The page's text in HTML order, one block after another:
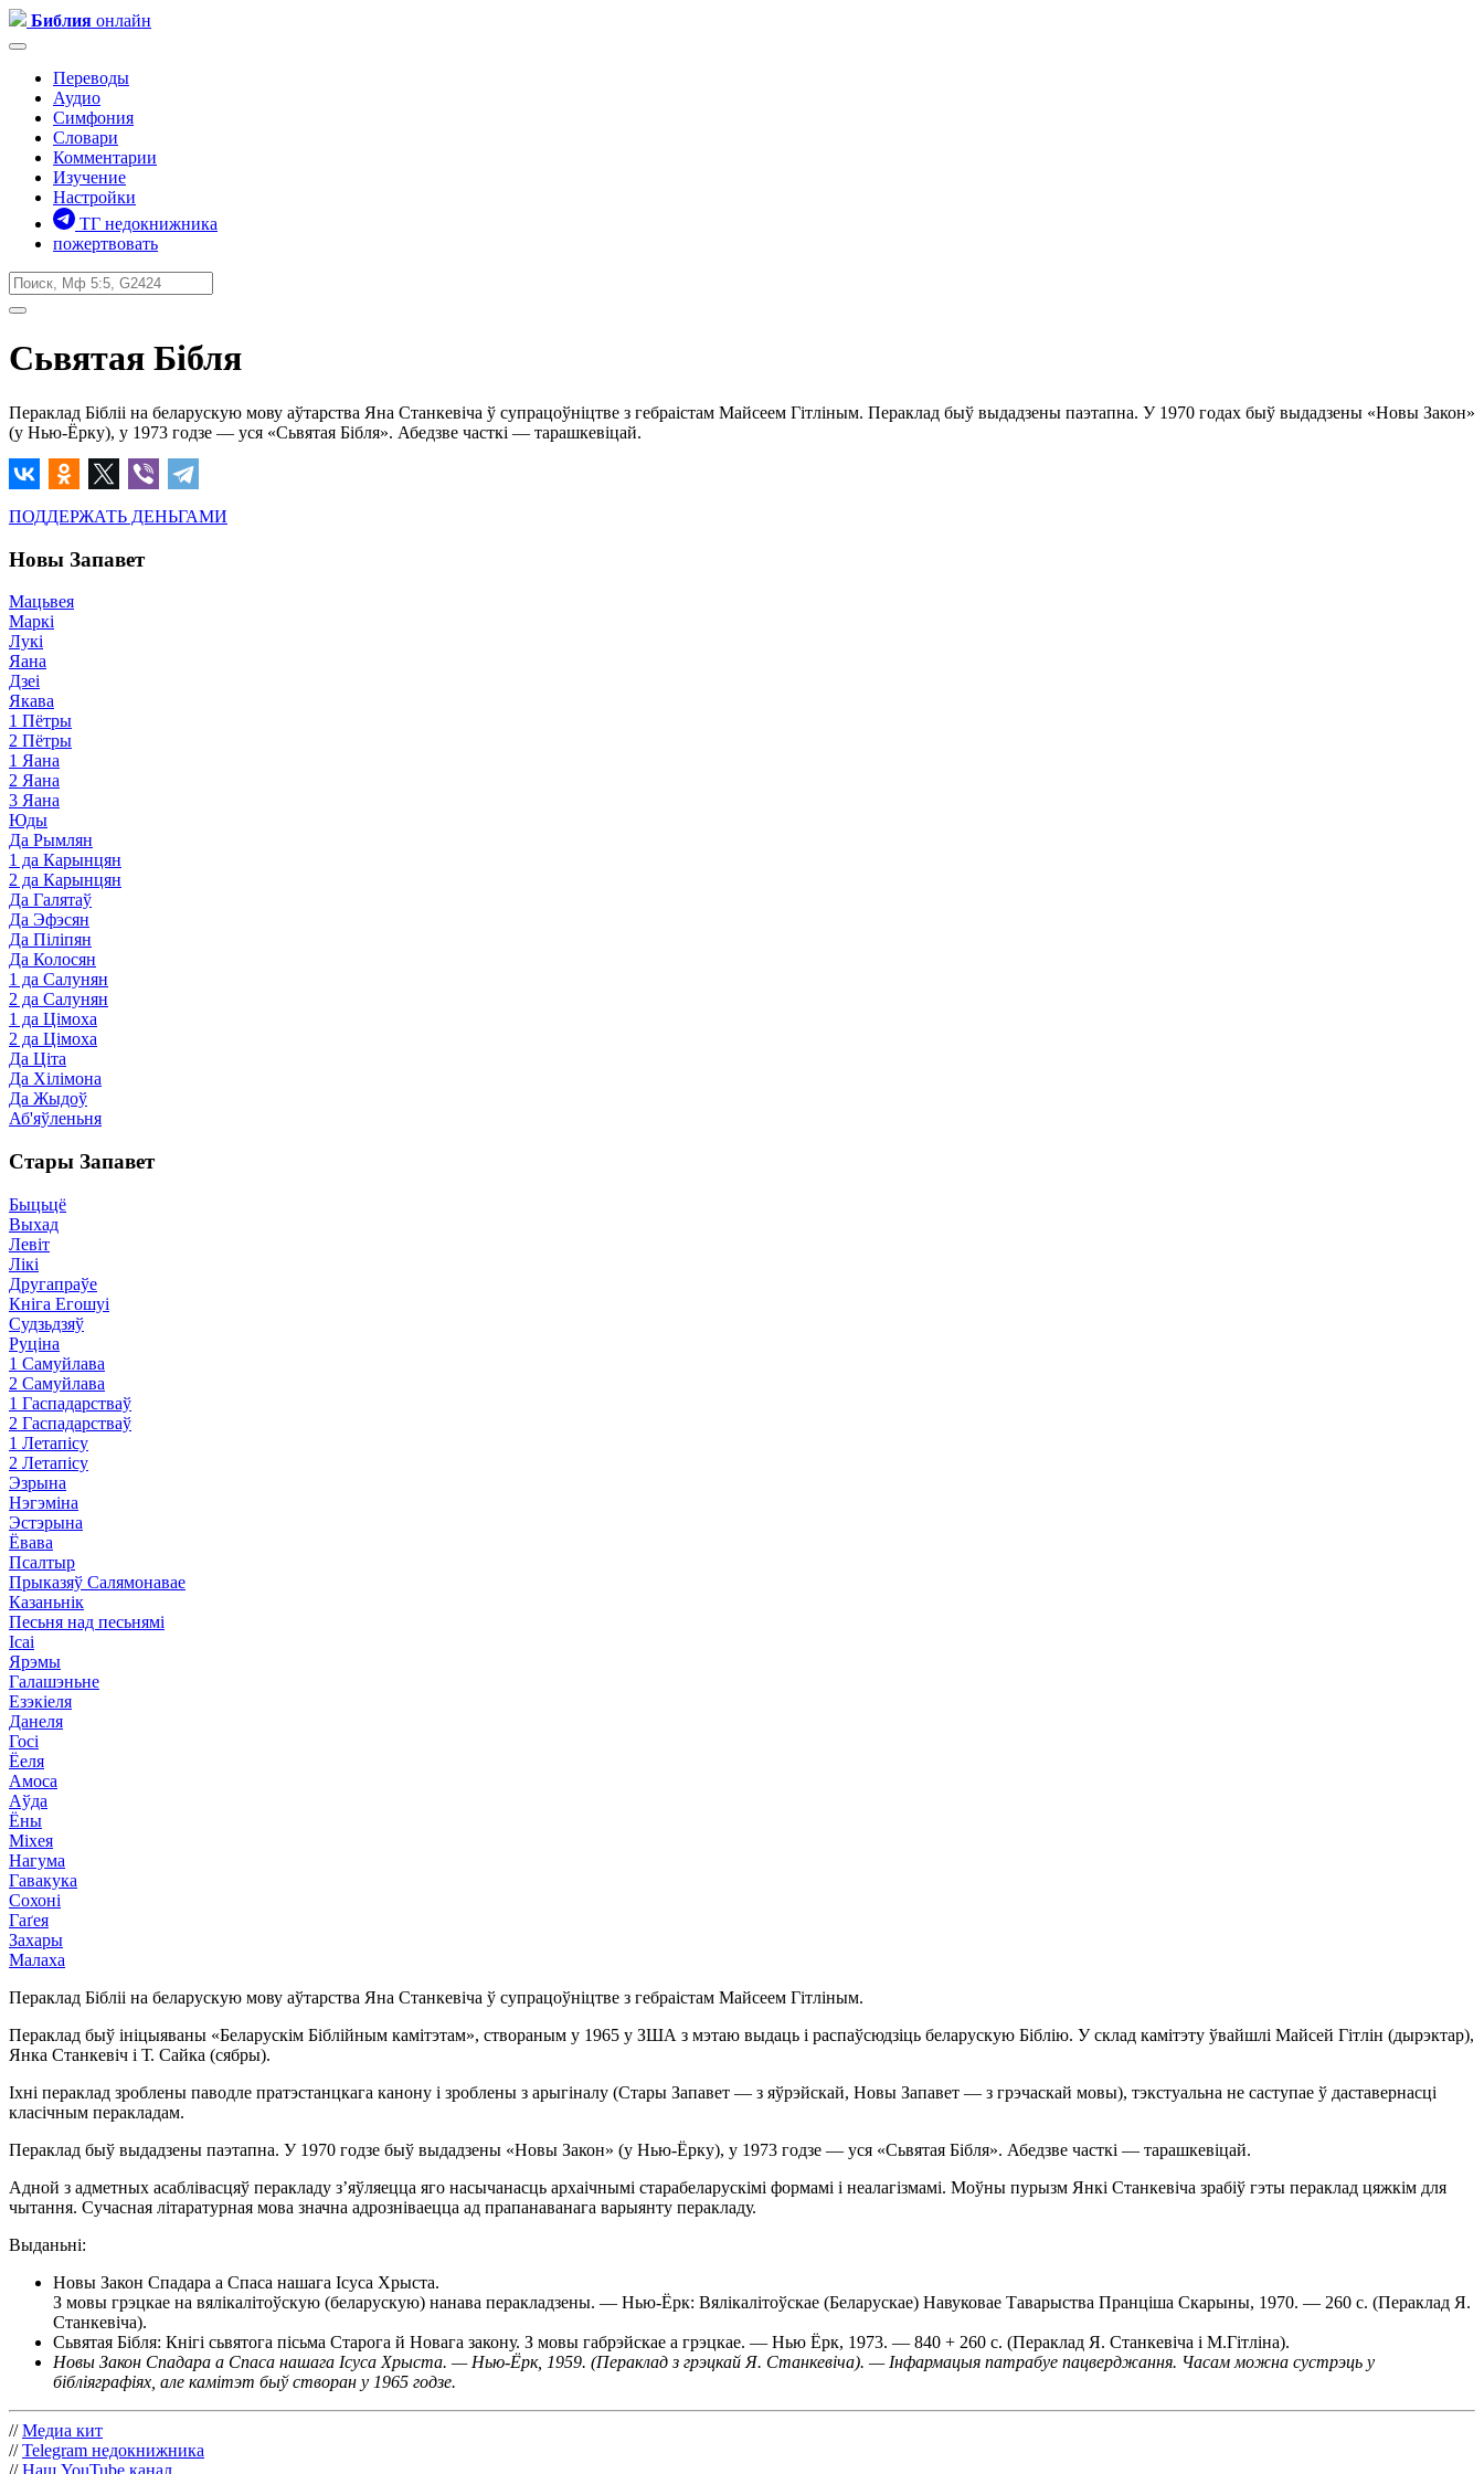
Библия онлайн
Переводы
Аудио
Симфония
Словари
Комментарии
Изучение
Настройки
ТГ недокнижника
пожертвовать
Сьвятая Бібля
Пераклад Бібліі на беларускую мову аўтарства Яна Станкевіча ў супрацоўніцтве з гебраістам Майсеем Гітліным. Пераклад быў выдадзены паэтапна. У 1970 годах быў выдадзены «Новы Закон»
(у Нью-Ёрку), у 1973 годзе — уся «Сьвятая Бібля». Абедзве часткі — тарашкевіцай.
ПОДДЕРЖАТЬ ДЕНЬГАМИ
Новы Запавет
Мацьвея
Маркі
Лукі
Яана
Дзеі
Якава
1 Пётры
2 Пётры
1 Яана
2 Яана
3 Яана
Юды
Да Рымлян
1 да Карынцян
2 да Карынцян
Да Галятаў
Да Эфэсян
Да Піліпян
Да Колосян
1 да Салунян
2 да Салунян
1 да Цімоха
2 да Цімоха
Да Ціта
Да Хілімона
Да Жыдоў
Аб'яўленьня
Стары Запавет
Быцьцё
Выхад
Левіт
Лікі
Другапраўе
Кніга Егошуі
Судзьдзяў
Руціна
1 Самуйлава
2 Самуйлава
1 Гаспадарстваў
2 Гаспадарстваў
1 Летапісу
2 Летапісу
Эзрына
Нэгэміна
Эстэрына
Ёвава
Псалтыр
Прыказяў Салямонавае
Казаньнік
Песьня над песьнямі
Ісаі
Ярэмы
Галашэньне
Езэкіеля
Данеля
Госі
Ёеля
Амоса
Аўда
Ёны
Міхея
Нагума
Гавакука
Сохоні
Гаґея
Захары
Малаха
Пераклад Бібліі на беларускую мову аўтарства Яна Станкевіча ў супрацоўніцтве з гебраістам Майсеем Гітліным.
Пераклад быў ініцыяваны «Беларускім Біблійным камітэтам», створаным у 1965 у ЗША з мэтаю выдаць і распаўсюдзіць беларускую Біблію. У склад камітэту ўвайшлі Майсей Гітлін (дырэктар),
Янка Станкевіч і Т. Сайка (сябры).
Іхні пераклад зроблены паводле пратэстанцкага канону і зроблены з арыгіналу (Стары Запавет — з яўрэйскай, Новы Запавет — з грэчаскай мовы), тэкстуальна не саступае ў даставернасці
класічным перакладам.
Пераклад быў выдадзены паэтапна. У 1970 годзе быў выдадзены «Новы Закон» (у Нью-Ёрку), у 1973 годзе — уся «Сьвятая Бібля». Абедзве часткі — тарашкевіцай.
Адной з адметных асаблівасцяў перакладу з’яўляецца яго насычанасць архаічнымі старабеларускімі формамі і неалагізмамі. Моўны пурызм Янкі Станкевіча зрабіў гэты пераклад цяжкім для
чытання. Сучасная літаратурная мова значна адрозніваецца ад прапанаванага варыянту перакладу.
Выданьні:
Новы Закон Спадара а Спаса нашага Ісуса Хрыста.
З мовы грэцкае на вялікалітоўскую (беларускую) нанава перакладзены. — Нью-Ёрк: Вялікалітоўскае (Беларускае) Навуковае Таварыства Пранціша Скарыны, 1970. — 260 с. (Пераклад Я.
Станкевіча).
Сьвятая Бібля: Кнігі сьвятога пісьма Старога й Новага закону. З мовы габрэйскае а грэцкае. — Нью Ёрк, 1973. — 840 + 260 с. (Пераклад Я. Станкевіча і М.Гітліна).
Новы Закон Спадара а Спаса нашага Ісуса Хрыста. — Нью-Ёрк, 1959. (Пераклад з грэцкай Я. Станкевіча). — Інфармацыя патрабуе пацверджання. Часам можна сустрэць у
бібліяграфіях, але камітэт быў створан у 1965 годзе.
// Медиа кит
// Telegram недокнижника
// Наш YouTube канал